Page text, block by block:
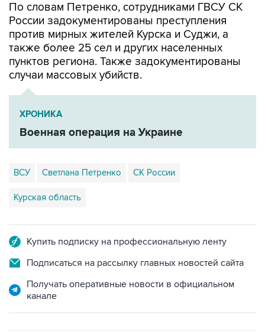
По словам Петренко, сотрудниками ГВСУ СК
России задокументированы преступления
против мирных жителей Курска и Суджи, а
также более 25 сел и других населенных
пунктов региона. Также задокументированы
случаи массовых убийств.
ХРОНИКА
Военная операция на Украине
ВСУ Светлана Петренко СК России
Курская область
Купить подписку на профессиональную ленту
Подписаться на рассылку главных новостей сайта
Получать оперативные новости в официальном
канале